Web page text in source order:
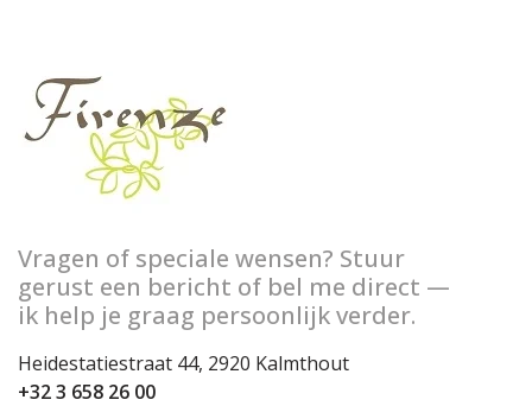
Vragen of speciale wensen? Stuur
gerust een bericht of bel me direct —
ik help je graag persoonlijk verder.
Heidestatiestraat 44, 2920 Kalmthout
+32 3 658 26 00